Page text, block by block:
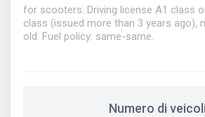
for scooters: Driving license A1 class
class (issued more than 3 years ago),
old. Fuel policy: same-same.
Numero di veicoli